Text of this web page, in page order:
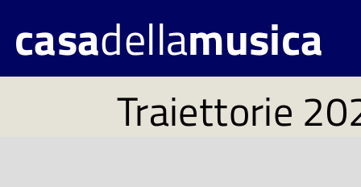
casadellamusica
Traiettorie